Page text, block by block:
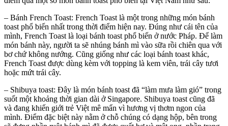
– Bánh French Toast: French Toast là một trong những món bánh
toast phổ biến nhất trong thời điểm hiện nay. Đúng như cái tên của
mình, French Toast là loại bánh toast phổ biến ở nước Pháp. Để làm
món bánh này, người ta sẽ nhúng bánh mì vào sữa rồi chiên qua với
bơ chứ không nướng. Cũng giống như các loại bánh toast khác,
French Toast được dùng kèm với topping là kem viên, trái cây tươi
hoặc mứt trái cây.
– Shibuya toast: Đây là món bánh toast đã “làm mưa làm gió” trong
suốt một khoảng thời gian dài ở Singapore. Shibuya toast cũng đã
và đang khiến giới trẻ Việt mê mẩn vì hương vị thơm ngon của
mình. Điểm đặc biệt này nằm ở chỗ chúng có dạng hộp, bên trong